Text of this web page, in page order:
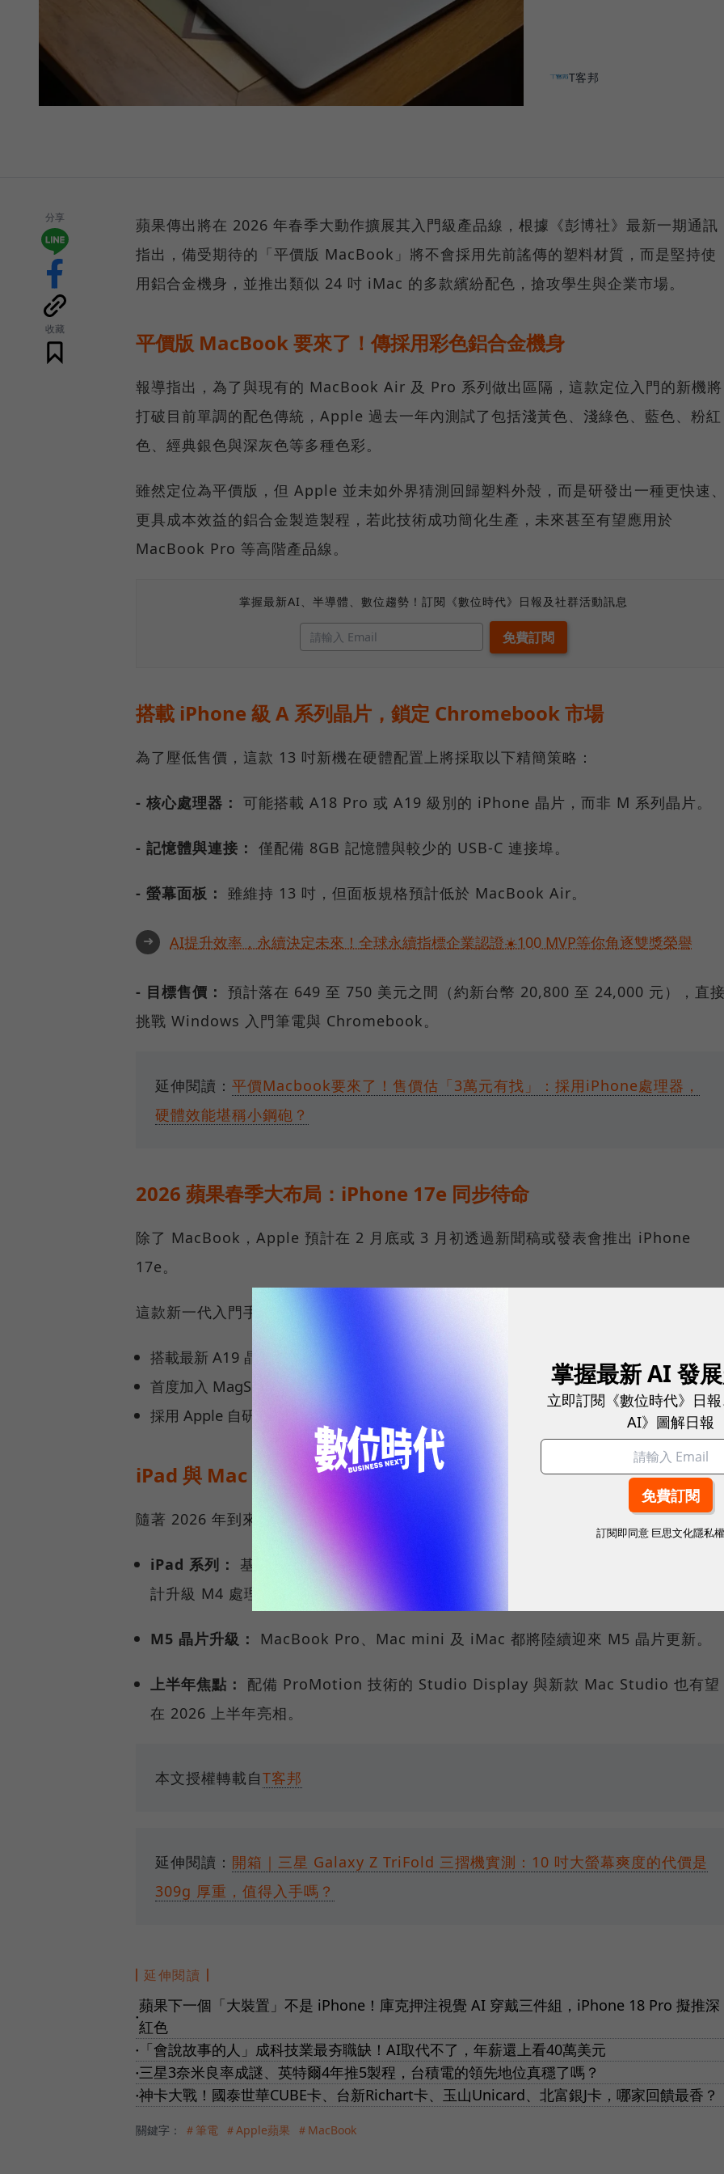
T客邦
分享
收藏
蘋果傳出將在 2026 年春季大動作擴展其入門級產品線，根據《彭博社》最新一期通訊
指出，備受期待的「平價版 MacBook」將不會採用先前謠傳的塑料材質，而是堅持使
用鋁合金機身，並推出類似 24 吋 iMac 的多款繽紛配色，搶攻學生與企業市場。
平價版 MacBook 要來了！傳採用彩色鋁合金機身
報導指出，為了與現有的 MacBook Air 及 Pro 系列做出區隔，這款定位入門的新機將
打破目前單調的配色傳統，Apple 過去一年內測試了包括淺黃色、淺綠色、藍色、粉紅
色、經典銀色與深灰色等多種色彩。
雖然定位為平價版，但 Apple 並未如外界猜測回歸塑料外殼，而是研發出一種更快速
更具成本效益的鋁合金製造製程，若此技術成功簡化生產，未來甚至有望應用於
MacBook Pro 等高階產品線。
掌握最新AI、半導體、數位趨勢！訂閱《數位時代》日報及社群活動訊息
搭載 iPhone 級 A 系列晶片，鎖定 Chromebook 市場
為了壓低售價，這款 13 吋新機在硬體配置上將採取以下精簡策略：
- 核心處理器： 可能搭載 A18 Pro 或 A19 級別的 iPhone 晶片，而非 M 系列晶片。
- 記憶體與連接： 僅配備 8GB 記憶體與較少的 USB-C 連接埠。
- 螢幕面板： 雖維持 13 吋，但面板規格預計低於 MacBook Air。
➜ AI提升效率，永續決定未來！全球永續指標企業認證☀️100 MVP等你角逐雙獎榮譽
- 目標售價： 預計落在 649 至 750 美元之間（約新台幣 20,800 至 24,000 元），直
挑戰 Windows 入門筆電與 Chromebook。
延伸閱讀： 平價Macbook要來了！售價估「3萬元有找」：採用iPhone處理器，
硬體效能堪稱小鋼砲？
2026 蘋果春季大布局：iPhone 17e 同步待命
除了 MacBook，Apple 預計在 2 月底或 3 月初透過新聞稿或發表會推出 iPhone
17e。
這款新一代入門手機預計售價維持在 599 美元，重點升級包括：
搭載最新 A19 晶片。
首度加入 MagSafe 無線充電功能。
採用 Apple 自研的 N 系列網路晶片與更新的 C 系列調製解調器（Modem）。
iPad 與 Mac 產品線全面換代
隨著 2026 年到來，Apple 的產品更新進度也逐漸曝光：
iPad 系列：
基本款 iPad 將升級 A18 晶片以支援 Apple Intelligence；iPad Air
計升級 M4 處理器；iPad mini 則有望首度搭載 OLED 螢幕並提升防水性能。
M5 晶片升級： MacBook Pro、Mac mini 及 iMac 都將陸續迎來 M5 晶片更新。
上半年焦點：
配備 ProMotion 技術的 Studio Display 與新款 Mac Studio 也有望
在 2026 上半年亮相。
本文授權轉載自T客邦
延伸閱讀： 開箱｜三星 Galaxy Z TriFold 三摺機實測：10 吋大螢幕爽度的代價是
309g 厚重，值得入手嗎？
延伸閱讀
●
蘋果下一個「大裝置」不是 iPhone！庫克押注視覺 AI 穿戴三件組，iPhone 18 Pro 擬推深
紅色
● 「會說故事的人」成科技業最夯職缺！AI取代不了，年薪還上看40萬美元
● 三星3奈米良率成謎、英特爾4年推5製程，台積電的領先地位真穩了嗎？
●神卡大戰！國泰世華CUBE卡、台新Richart卡、玉山Unicard、北富銀J卡，哪家回饋最香？
關鍵字： ＃筆電 ＃Apple蘋果 ＃MacBook
掌握最新 AI 發
立即訂閱《數位時代》日
AI》圖解日報
訂閱即同意 巨思文化隱私